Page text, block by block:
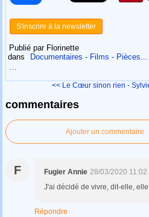
S'inscrire à la newsletter
Publié par Florinette
dans
Documentaires - Films - Pièces...
<< Le Cœur sinon rien -
commentaires
Ajouter un commentaire
F Fugier Annie 28/03/2020 11:02
J'ai décidé de vivre, dit-elle,
Répondre